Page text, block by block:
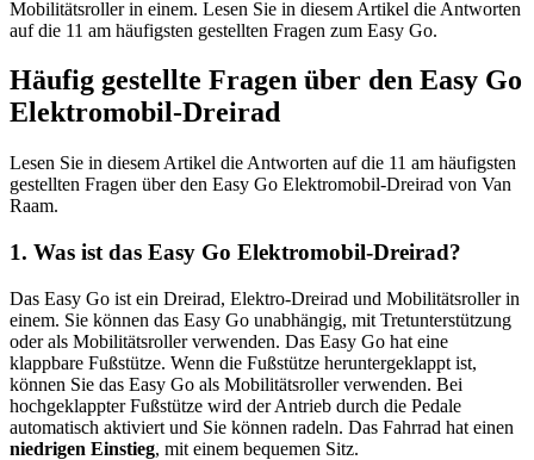
Mobilitätsroller in einem. Lesen Sie in diesem Artikel die Antworten
auf die 11 am häufigsten gestellten Fragen zum Easy Go.
Häufig gestellte Fragen über den Easy Go
Elektromobil-Dreirad
Lesen Sie in diesem Artikel die Antworten auf die 11 am häufigsten
gestellten Fragen über den Easy Go Elektromobil-Dreirad von Van
Raam.
1. Was ist das Easy Go Elektromobil-Dreirad?
Das Easy Go ist ein Dreirad, Elektro-Dreirad und Mobilitätsroller in
einem. Sie können das Easy Go unabhängig, mit Tretunterstützung
oder als Mobilitätsroller verwenden. Das Easy Go hat eine
klappbare Fußstütze. Wenn die Fußstütze heruntergeklappt ist,
können Sie das Easy Go als Mobilitätsroller verwenden. Bei
hochgeklappter Fußstütze wird der Antrieb durch die Pedale
automatisch aktiviert und Sie können radeln. Das Fahrrad hat einen
niedrigen Einstieg, mit einem bequemen Sitz.